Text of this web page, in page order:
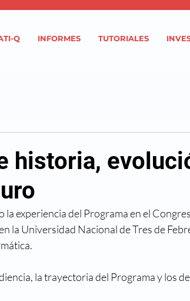
Q INFORMES TUTORIALES
historia,
experiencia del Programa en el
la Universidad Nacional de Tres de
la trayectoria del Programa y los